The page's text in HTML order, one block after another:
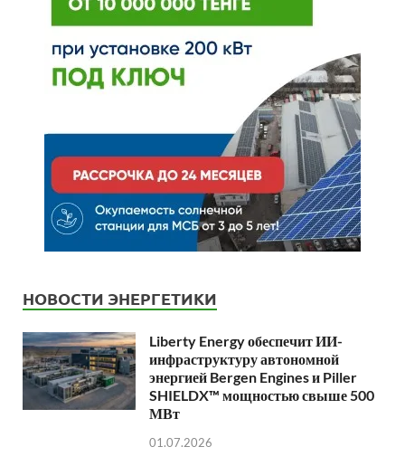
НОВОСТИ ЭНЕРГЕТИКИ
Liberty Energy обеспечит ИИ-
инфраструктуру автономной
энергией Bergen Engines и Piller
SHIELDX™ мощностью свыше 500
МВт
01.07.2026